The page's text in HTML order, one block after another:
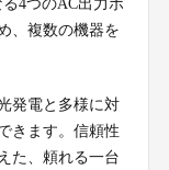
4つのAC出力ポ
、複数の機器を
発電と多様に対
きます。信頼性
た、頼れる一台